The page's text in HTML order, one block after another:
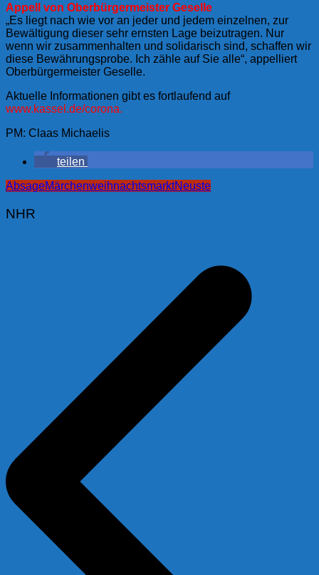
Appell von Oberbürgermeister Geselle
„Es liegt nach wie vor an jeder und jedem einzelnen, zur
Bewältigung dieser sehr ernsten Lage beizutragen. Nur
wenn wir zusammenhalten und solidarisch sind, schaffen wir
diese Bewährungsprobe. Ich zähle auf Sie alle“, appelliert
Oberbürgermeister Geselle.
Aktuelle Informationen gibt es fortlaufend auf
www.kassel.de/corona.
PM: Claas Michaelis
teilen
AbsageMärchenweihnachtsmarktNeuste
NHR